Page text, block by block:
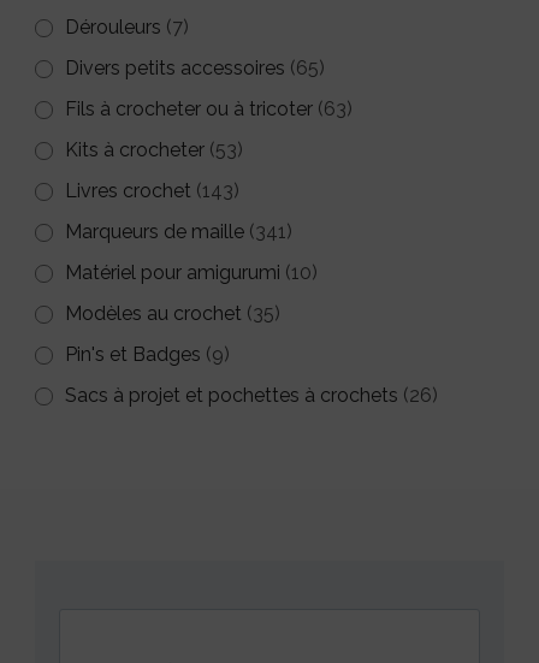
Dérouleurs (7)
Divers petits accessoires (65)
Fils à crocheter ou à tricoter (63)
Kits à crocheter (53)
Livres crochet (143)
Marqueurs de maille (341)
Matériel pour amigurumi (10)
Modèles au crochet (35)
Pin's et Badges (9)
Sacs à projet et pochettes à crochets (26)